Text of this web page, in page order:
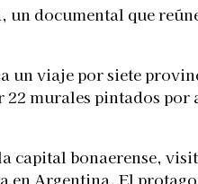
documental que
viaje por siete
murales pintados por
bonaerense,
Argentina. El